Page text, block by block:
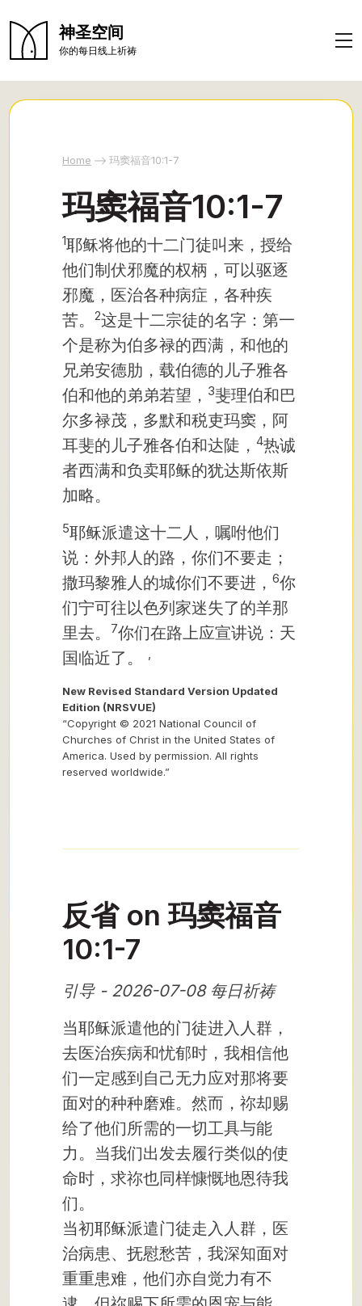
神圣空间
你的每日线上祈祷
Home 玛窦福音10:1-7
玛窦福音10:1-7
1耶稣将他的十二门徒叫来，授给
他们制伏邪魔的权柄，可以驱逐
邪魔，医治各种病症，各种疾
苦。
2这是十二宗徒的名字：第一
个是称为伯多禄的西满，和他的
兄弟安德肋，载伯德的儿子雅各
伯和他的弟弟若望， 3斐理伯和巴
尔多禄茂，多默和税吏玛窦，阿
耳斐的儿子雅各伯和达陡， 4热诚
者西满和负卖耶稣的犹达斯依斯
加略。
5耶稣派遣这十二人，嘱咐他们
说：外邦人的路，你们不要走；
撒玛黎雅人的城你们不要进， 6你
们宁可往以色列家迷失了的羊那
里去。
7你们在路上应宣讲说：天
国临近了。
New Revised Standard Version Updated
Edition (NRSVUE)
“Copyright © 2021 National Council of
Churches of Christ in the United States of
America. Used by permission. All rights
reserved worldwide.”
反省 on 玛窦福音
10:1-7
引导 - 2026-07-08 每日祈祷
当耶稣派遣他的门徒进入人群，
去医治疾病和忧郁时，我相信他
们一定感到自己无力应对那将要
面对的种种磨难。然而，祢却赐
给了他们所需的一切工具与能
力。当我们出发去履行类似的使
命时，求祢也同样慷慨地恩待我
们。
当初耶稣派遣门徒走入人群，医
治病患、抚慰愁苦，我深知面对
重重患难，他们亦自觉力有不